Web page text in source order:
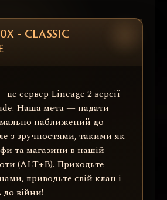
- CLASSIC
сервер Lineage 2 версії
Наша мета — надати
наближений до
з зручностями, такими як
та магазини в нашій
(ALT+B). Приходьте
приводьте свій клан і
війни!